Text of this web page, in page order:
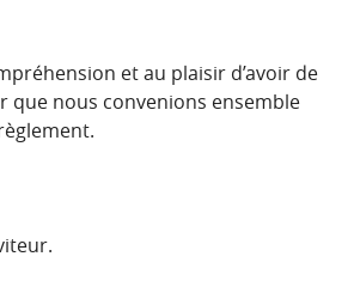
et au plaisir d’avoir de
que nous convenions ensemble